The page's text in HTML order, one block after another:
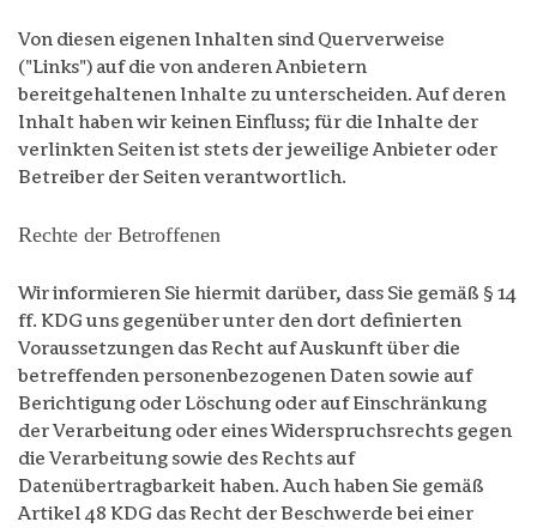
Von diesen eigenen Inhalten sind Querverweise
("Links") auf die von anderen Anbietern
bereitgehaltenen Inhalte zu unterscheiden. Auf deren
Inhalt haben wir keinen Einfluss; für die Inhalte der
verlinkten Seiten ist stets der jeweilige Anbieter oder
Betreiber der Seiten verantwortlich.
Rechte der Betroffenen
Wir informieren Sie hiermit darüber, dass Sie gemäß § 14
ff. KDG uns gegenüber unter den dort definierten
Voraussetzungen das Recht auf Auskunft über die
betreffenden personenbezogenen Daten sowie auf
Berichtigung oder Löschung oder auf Einschränkung
der Verarbeitung oder eines Widerspruchsrechts gegen
die Verarbeitung sowie des Rechts auf
Datenübertragbarkeit haben. Auch haben Sie gemäß
Artikel 48 KDG das Recht der Beschwerde bei einer